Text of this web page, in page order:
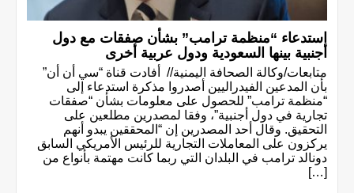
استدعاء “منظمة ترامب” بشأن صفقات مع دول
أجنبية بينها السعودية ودول عربية أخرى
متابعات/وكالة الصحافة اليمنية// أفادت قناة “سي أن أن”
بأن المدعين الفيدراليين أصدروا مذكرة استدعاء إلى
“منظمة ترامب” للحصول على معلومات بشأن “صفقات
تجارية في دول أجنبية”، وفقا لمصدرين مطلعين على
التحقيق. وقال أحد المصدرين إن “المحققين يبدو أنهم
يركزون على المعاملات التجارية للرئيس الأمريكي السابق
دونالد ترامب في البلدان التي ربما كانت مهتمة بأنواع من
[…]